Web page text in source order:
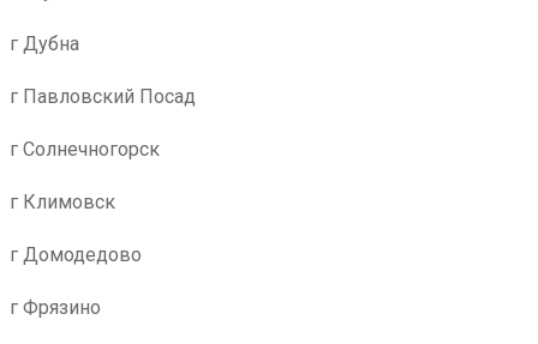
г Дубна
г Павловский Посад
г Солнечногорск
г Климовск
г Домодедово
г Фрязино